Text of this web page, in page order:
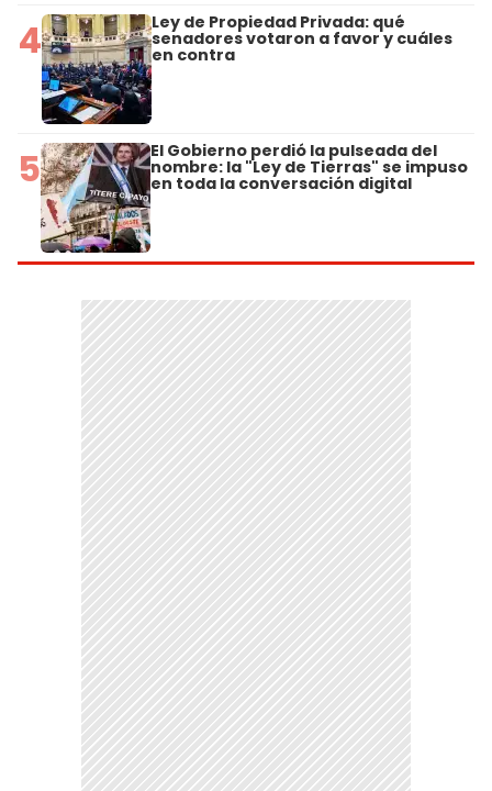
4 Ley de Propiedad Privada: qué
senadores votaron a favor y cuáles
en contra
5 El Gobierno perdió la pulseada del
nombre: la "Ley de Tierras" se impuso
en toda la conversación digital